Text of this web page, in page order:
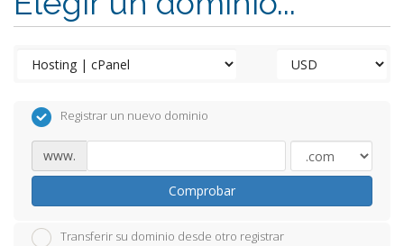
Registrar un nuevo dominio
www.
Comprobar
Transferir su dominio desde otro registrar